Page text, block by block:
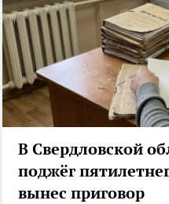
В Свердловской
поджёг
вынес приговор